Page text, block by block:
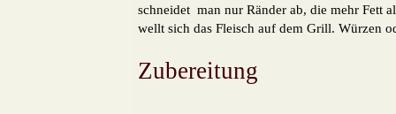
schneidet man nur Ränder ab, die mehr Fett
wellt sich das Fleisch auf dem Grill. Würzen
Zubereitung